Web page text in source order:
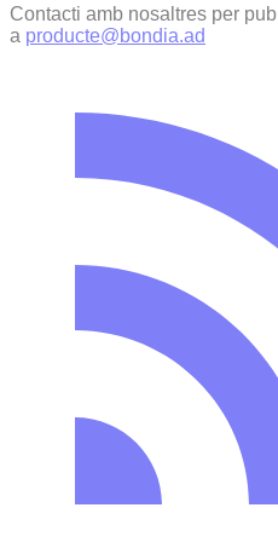
Contacti amb nosaltres per
a producte@bondia.ad